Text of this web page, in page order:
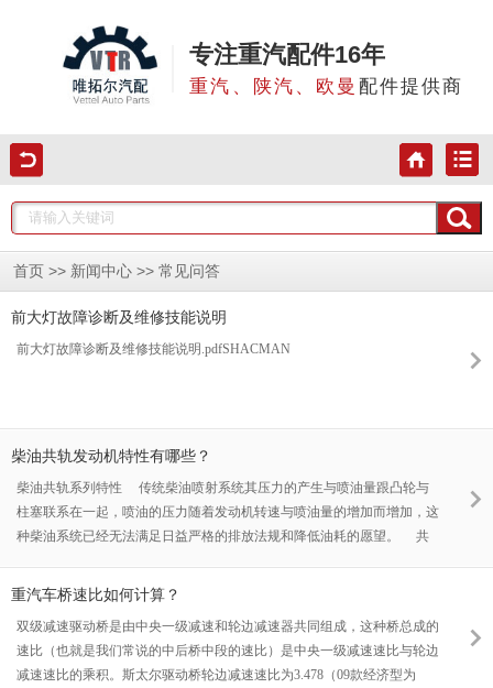
专注重汽配件16年
重汽、陕汽、欧曼 配件提供商
首页 >> 新闻中心 >> 常见问答
前大灯故障诊断及维修技能说明
前大灯故障诊断及维修技能说明.pdfSHACMAN
柴油共轨发动机特性有哪些？
柴油共轨系列特性 传统柴油喷射系统其压力的产生与喷油量跟凸轮与
柱塞联系在一起，喷油的压力随着发动机转速与喷油量的增加而增加，这
种柴油系统已经无法满足日益严格的排放法规和降低油耗的愿望。 共
重汽车桥速比如何计算？
双级减速驱动桥是由中央一级减速和轮边减速器共同组成，这种桥总成的
速比（也就是我们常说的中后桥中段的速比）是中央一级减速速比与轮边
减速速比的乘积。斯太尔驱动桥轮边减速速比为3.478（09款经济型为